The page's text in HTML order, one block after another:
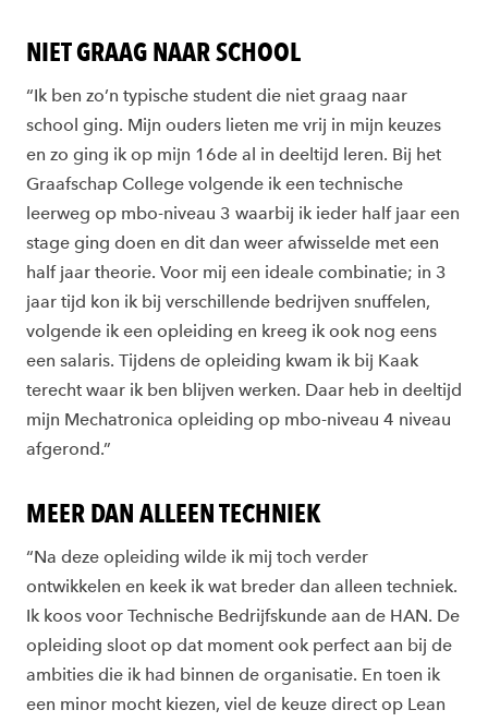
NIET GRAAG NAAR SCHOOL
“Ik ben zo’n typische student die niet graag naar
school ging. Mijn ouders lieten me vrij in mijn keuzes
en zo ging ik op mijn 16de al in deeltijd leren. Bij het
Graafschap College volgende ik een technische
leerweg op mbo-niveau 3 waarbij ik ieder half jaar een
stage ging doen en dit dan weer afwisselde met een
half jaar theorie. Voor mij een ideale combinatie; in 3
jaar tijd kon ik bij verschillende bedrijven snuffelen,
volgende ik een opleiding en kreeg ik ook nog eens
een salaris. Tijdens de opleiding kwam ik bij Kaak
terecht waar ik ben blijven werken. Daar heb in deeltijd
mijn Mechatronica opleiding op mbo-niveau 4 niveau
afgerond.”
MEER DAN ALLEEN TECHNIEK
“Na deze opleiding wilde ik mij toch verder
ontwikkelen en keek ik wat breder dan alleen techniek.
Ik koos voor Technische Bedrijfskunde aan de HAN. De
opleiding sloot op dat moment ook perfect aan bij de
ambities die ik had binnen de organisatie. En toen ik
een minor mocht kiezen, viel de keuze direct op Lean